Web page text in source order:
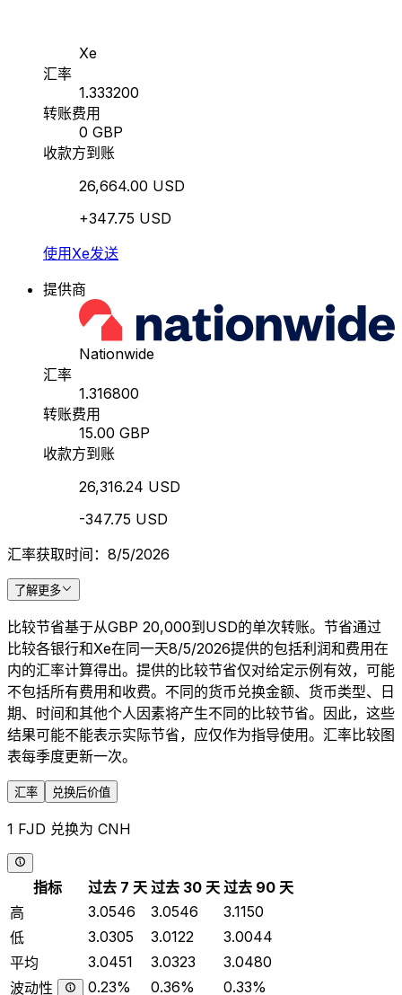
Xe
汇率
1.333200
转账费用
0 GBP
收款方到账
26,664.00 USD
+347.75 USD
使用Xe发送
提供商
Nationwide
汇率
1.316800
转账费用
15.00 GBP
收款方到账
26,316.24 USD
-347.75 USD
汇率获取时间：8/5/2026
了解更多
比较节省基于从GBP 20,000到USD的单次转账。节省通过
比较各银行和Xe在同一天8/5/2026提供的包括利润和费用在
内的汇率计算得出。提供的比较节省仅对给定示例有效，可能
不包括所有费用和收费。不同的货币兑换金额、货币类型、日
期、时间和其他个人因素将产生不同的比较节省。因此，这些
结果可能不能表示实际节省，应仅作为指导使用。汇率比较图
表每季度更新一次。
汇率 兑换后价值
1 FJD 兑换为 CNH
指标 过去 7 天 过去 30 天 过去 90 天
高
3.0546 3.0546
3.1150
低
3.0305 3.0122
3.0044
平均
3.0451 3.0323
3.0480
波动性
0.23% 0.36% 0.33%